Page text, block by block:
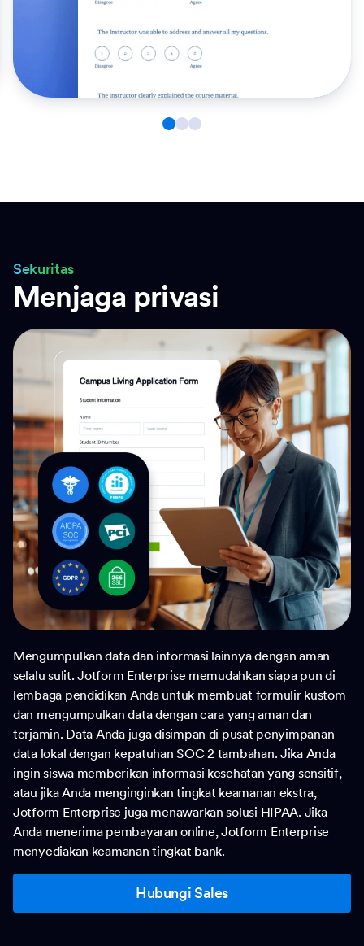
Sekuritas
Menjaga privasi
Mengumpulkan data dan informasi lainnya dengan aman
selalu sulit. Jotform Enterprise memudahkan siapa pun di
lembaga pendidikan Anda untuk membuat formulir kustom
dan mengumpulkan data dengan cara yang aman dan
terjamin. Data Anda juga disimpan di pusat penyimpanan
data lokal dengan kepatuhan SOC 2 tambahan. Jika Anda
ingin siswa memberikan informasi kesehatan yang sensitif,
atau jika Anda menginginkan tingkat keamanan ekstra,
Jotform Enterprise juga menawarkan solusi HIPAA. Jika
Anda menerima pembayaran online, Jotform Enterprise
menyediakan keamanan tingkat bank.
Hubungi Sales